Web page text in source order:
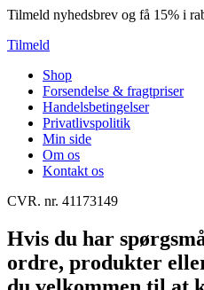
Tilmeld nyhedsbrev og få 15% i
Tilmeld
Shop
Forsendelse & fragtpriser
Handelsbetingelser
Privatlivspolitik
Min side
Om os
Kontakt os
CVR. nr. 41173149
Hvis du har
ordre, produkter